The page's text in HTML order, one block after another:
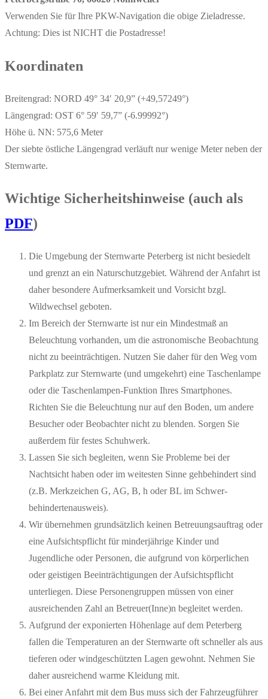
Verwenden Sie für Ihre PKW-Navigation die obige Zieladresse.
Achtung: Dies ist NICHT die Postadresse!
Koordinaten
Breitengrad: NORD 49° 34′ 20,9” (+49,57249°)
Längengrad: OST 6° 59′ 59,7” (-6.99992°)
Höhe ü. NN: 575,6 Meter
Der siebte östliche Längengrad verläuft nur wenige Meter neben der
Sternwarte.
Wichtige Sicherheitshinweise (auch als
PDF)
Die Umgebung der Sternwarte Peterberg ist nicht besiedelt
und grenzt an ein Naturschutzgebiet. Während der Anfahrt ist
daher besondere Aufmerksamkeit und Vorsicht bzgl.
Wildwechsel geboten.
Im Bereich der Sternwarte ist nur ein Mindestmaß an
Beleuchtung vorhanden, um die astronomische Beobachtung
nicht zu beeinträchtigen. Nutzen Sie daher für den Weg vom
Parkplatz zur Sternwarte (und umgekehrt) eine Taschenlampe
oder die Taschenlampen-Funktion Ihres Smartphones.
Richten Sie die Beleuchtung nur auf den Boden, um andere
Besucher oder Beobachter nicht zu blenden. Sorgen Sie
außerdem für festes Schuhwerk.
Lassen Sie sich begleiten, wenn Sie Probleme bei der
Nachtsicht haben oder im weitesten Sinne gehbehindert sind
(z.B. Merkzeichen G, AG, B, h oder BL im Schwer­
behindertenausweis).
Wir übernehmen grundsätzlich keinen Betreuungsauftrag oder
eine Aufsichtspflicht für minderjährige Kinder und
Jugendliche oder Personen, die aufgrund von körperlichen
oder geistigen Beeinträchtigungen der Aufsichtspflicht
unterliegen. Diese Personengruppen müssen von einer
ausreichenden Zahl an Betreuer(Inne)n begleitet werden.
Aufgrund der exponierten Höhenlage auf dem Peterberg
fallen die Temperaturen an der Sternwarte oft schneller als aus
tieferen oder windgeschützten Lagen gewohnt. Nehmen Sie
daher ausreichend warme Kleidung mit.
Bei einer Anfahrt mit dem Bus muss sich der Fahrzeugführer